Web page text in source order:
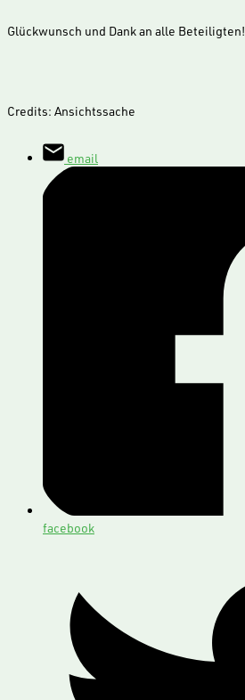
Glückwunsch und Dank an alle Beteiligten!
Credits: Ansichtssache
email
facebook